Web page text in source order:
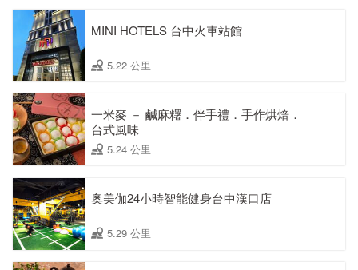
MINI HOTELS 台中火車站館
5.22 公里
一米麥 － 鹹麻糬．伴手禮．手作烘焙．
台式風味
5.24 公里
奧美伽24小時智能健身台中漢口店
5.29 公里